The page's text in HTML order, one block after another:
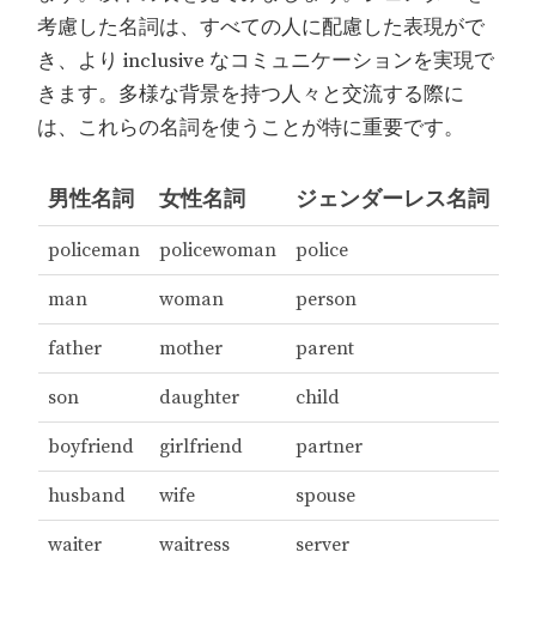
考慮した名詞は、すべての人に配慮した表現がで
き、より inclusive なコミュニケーションを実現で
きます。多様な背景を持つ人々と交流する際に
は、これらの名詞を使うことが特に重要です。
男性名詞 女性名詞 ジェンダーレス名詞
policeman policewoman police
man woman person
father mother parent
son daughter child
boyfriend girlfriend partner
husband wife spouse
waiter waitress server